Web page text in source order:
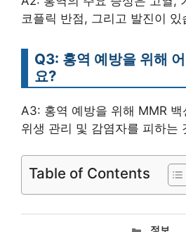
코플릭 반점, 그리고 발진이 있
Q3: 홍역 예방을 위해
요?
A3: 홍역 예방을 위해 MMR 백
위생 관리 및 감염자를 피하는
Table of Contents
카